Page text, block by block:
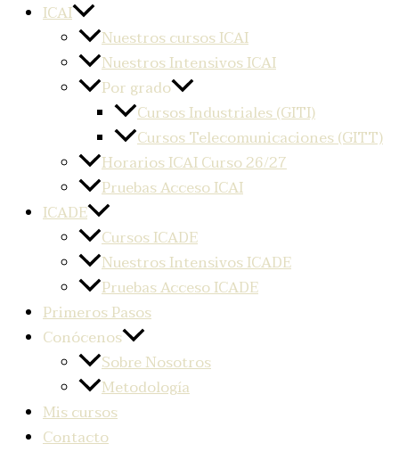
ICAI
Nuestros cursos ICAI
Nuestros Intensivos ICAI
Por grado
Cursos Industriales (GITI)
Cursos Telecomunicaciones (GITT)
Horarios ICAI Curso 26/27
Pruebas Acceso ICAI
ICADE
Cursos ICADE
Nuestros Intensivos ICADE
Pruebas Acceso ICADE
Primeros Pasos
Conócenos
Sobre Nosotros
Metodología
Mis cursos
Contacto